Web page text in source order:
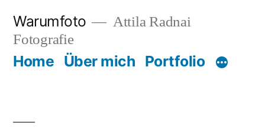
Inhalt
springen
Warumfoto
Attila Radnai
Fotografie
Home Über mich Portfolio